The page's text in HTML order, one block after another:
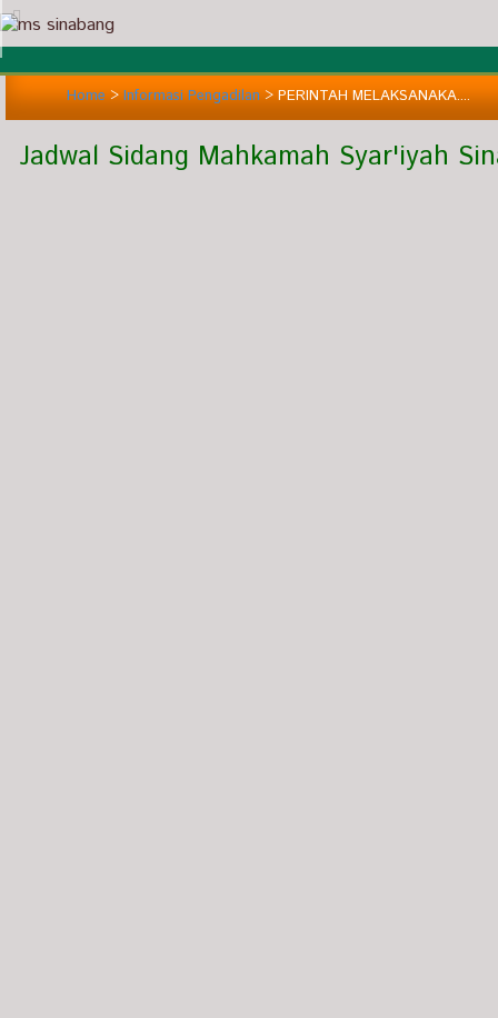
Home>Informasi Pengadilan>PERINTAH MELAKSANAKA....
Jadwal Sidang Mahkamah Syar'iyah